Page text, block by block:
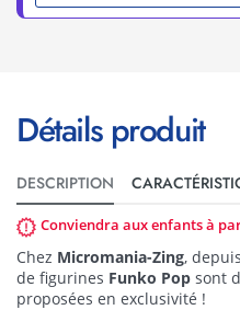
Détails produit
DESCRIPTION
Conviendra aux enfants à
Chez Micromania-Zing,
de figurines Funko Pop sont
proposées en exclusivité !